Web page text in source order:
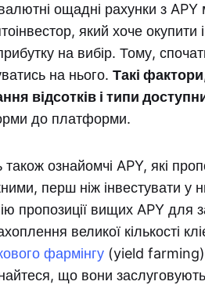
ощадні рахунки з
який хоче окупити
на вибір. Тому,
на нього. Такі
відсотків і типи
до платформи.
також ознайомчі APY, які
перш ніж інвестувати у
пропозиції вищих APY для
великої кількості
фармінгу (yield farming)
що вони заслуговують